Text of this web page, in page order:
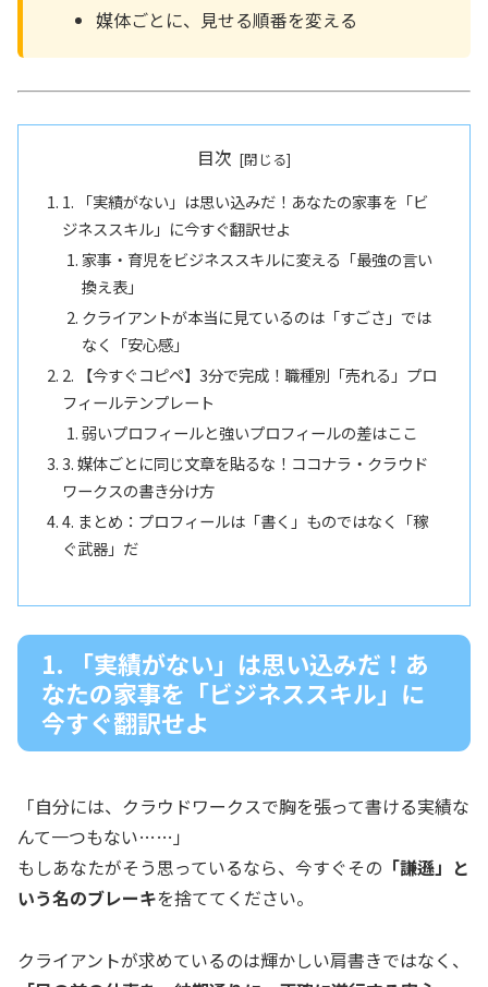
媒体ごとに、見せる順番を変える
目次
1. 「実績がない」は思い込みだ！あなたの家事を「ビ
ジネススキル」に今すぐ翻訳せよ
家事・育児をビジネススキルに変える「最強の言い
換え表」
クライアントが本当に見ているのは「すごさ」では
なく「安心感」
2. 【今すぐコピペ】3分で完成！職種別「売れる」プロ
フィールテンプレート
弱いプロフィールと強いプロフィールの差はここ
3. 媒体ごとに同じ文章を貼るな！ココナラ・クラウド
ワークスの書き分け方
4. まとめ：プロフィールは「書く」ものではなく「稼
ぐ武器」だ
1. 「実績がない」は思い込みだ！あ
なたの家事を「ビジネススキル」に
今すぐ翻訳せよ
「自分には、クラウドワークスで胸を張って書ける実績な
んて一つもない……」
もしあなたがそう思っているなら、今すぐその 「謙遜」と
いう名のブレーキを捨ててください。
クライアントが求めているのは輝かしい肩書きではなく、